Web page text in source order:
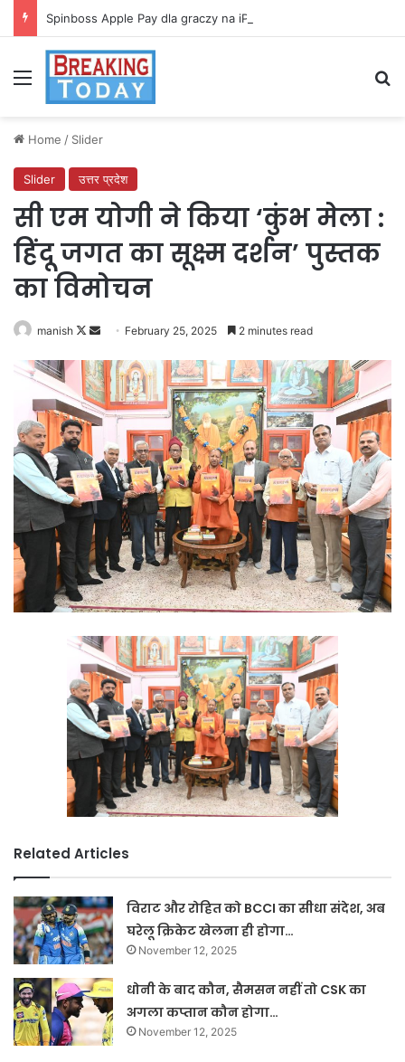
Spinboss Apple Pay dla graczy na iPhone
Menu
Home / Slider
Slider उत्तर प्रदेश
सी एम योगी ने किया ‘कुंभ मेला :
हिंदू जगत का सूक्ष्म दर्शन’ पुस्तक
का विमोचन
manish
Follow
X
Send
email
February 25, 2025 2 minutes read
Related Articles
विराट और रोहित को BCCI का सीधा संदेश, अब
घरेलू क्रिकेट खेलना ही होगा…
November 12, 2025
धोनी के बाद कौन, सैमसन नहीं तो CSK का
अगला कप्तान कौन होगा…
November 12, 2025